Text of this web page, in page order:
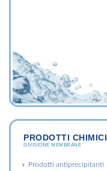
PRODOTTI CHIMICI
DIVISIONE MEMBRANE
Prodotti antiprecipitanti